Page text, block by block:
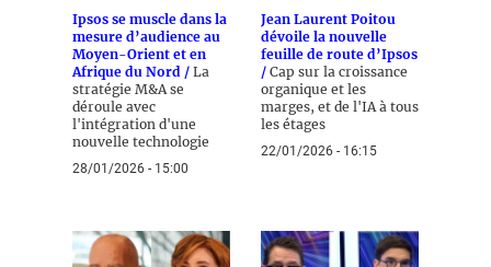
Ipsos se muscle dans la
mesure d’audience au
Moyen-Orient et en
Afrique du Nord / La
stratégie M&A se
déroule avec
l'intégration d'une
nouvelle technologie
28/01/2026 - 15:00
Jean Laurent Poitou
dévoile la nouvelle
feuille de route d’Ipsos
/ Cap sur la croissance
organique et les
marges, et de l'IA à tous
les étages
22/01/2026 - 16:15